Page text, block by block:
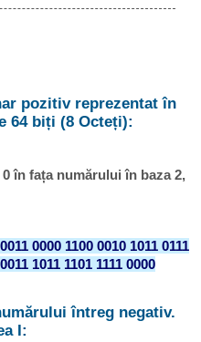
pozitiv reprezentat în
64 biți (8 Octeți):
în fața numărului în baza 2,
0011 0000 1100 0010 1011 0111
1011 1101 1111 0000
întreg negativ.
I: